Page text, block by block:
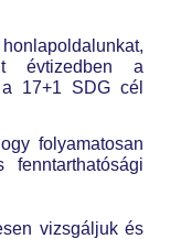
évtizedben a
a 17+1 SDG cél
folyamatosan
vizsgáljuk és